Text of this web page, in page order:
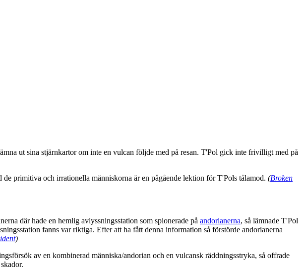
ut sina stjärnkartor om inte en vulcan följde med på resan. T'Pol gick inte frivilligt med på
primitiva och irrationella människorna är en pågående lektion för T'Pols tålamod. (Broken
där hade en hemlig avlyssningsstation som spionerade på andorianerna, så lämnade T'Pol
fanns var riktiga. Efter att ha fått denna information så förstörde andorianerna
)
av en kombinerad människa/andorian och en vulcansk räddningsstryka, så offrade